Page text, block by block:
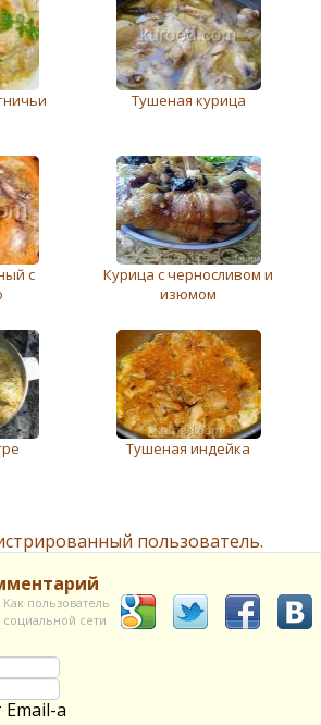
Тушеная курица
с
Курица с черносливом и
изюмом
Тушеная индейка
пользователь.
Как пользователь
социальной сети
а